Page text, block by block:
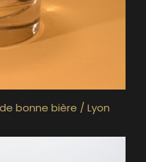
bonne bière / Lyon